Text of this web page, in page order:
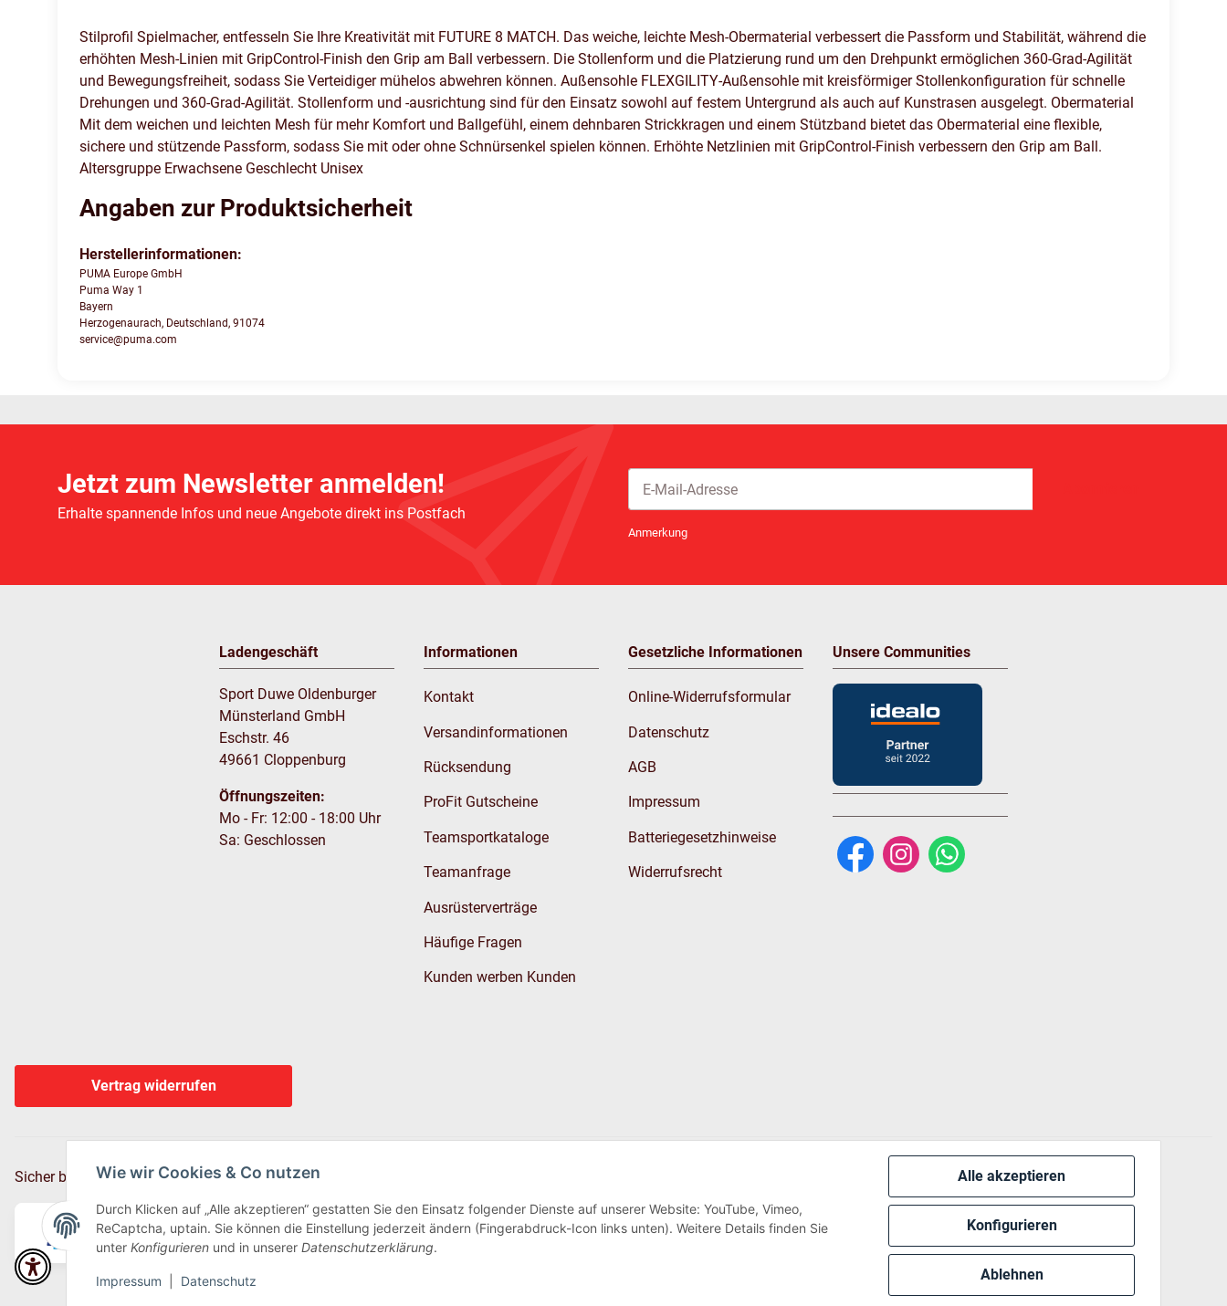
Alle akzeptieren
Konfigurieren
Ablehnen
Wie wir Cookies & Co nutzen
Durch Klicken auf „Alle akzeptieren“ gestatten Sie den Einsatz folgender Dienste auf unserer Website: YouTube, Vimeo,
ReCaptcha, uptain. Sie können die Einstellung jederzeit ändern (Fingerabdruck-Icon links unten). Weitere Details finden Sie
unter Konfigurieren und in unserer Datenschutzerklärung.
Impressum Datenschutz
Stilprofil Spielmacher, entfesseln Sie Ihre Kreativität mit FUTURE 8 MATCH. Das weiche, leichte Mesh-Obermaterial verbessert die Passform und Stabilität, während die
erhöhten Mesh-Linien mit GripControl-Finish den Grip am Ball verbessern. Die Stollenform und die Platzierung rund um den Drehpunkt ermöglichen 360-Grad-Agilität
und Bewegungsfreiheit, sodass Sie Verteidiger mühelos abwehren können. Außensohle FLEXGILITY-Außensohle mit kreisförmiger Stollenkonfiguration für schnelle
Drehungen und 360-Grad-Agilität. Stollenform und -ausrichtung sind für den Einsatz sowohl auf festem Untergrund als auch auf Kunstrasen ausgelegt. Obermaterial
Mit dem weichen und leichten Mesh für mehr Komfort und Ballgefühl, einem dehnbaren Strickkragen und einem Stützband bietet das Obermaterial eine flexible,
sichere und stützende Passform, sodass Sie mit oder ohne Schnürsenkel spielen können. Erhöhte Netzlinien mit GripControl-Finish verbessern den Grip am Ball.
Altersgruppe Erwachsene Geschlecht Unisex
Angaben zur Produktsicherheit
Herstellerinformationen:
PUMA Europe GmbH
Puma Way 1
Bayern
Herzogenaurach, Deutschland, 91074
service@puma.com
Jetzt zum Newsletter anmelden!
Erhalte spannende Infos und neue Angebote direkt ins Postfach
Anmerkung
Ladengeschäft
Sport Duwe Oldenburger
Münsterland GmbH
Eschstr. 46
49661 Cloppenburg
Öffnungszeiten:
Mo - Fr: 12:00 - 18:00 Uhr
Sa: Geschlossen
Informationen
Kontakt
Versandinformationen
Rücksendung
ProFit Gutscheine
Teamsportkataloge
Teamanfrage
Ausrüsterverträge
Häufige Fragen
Kunden werben Kunden
Gesetzliche Informationen
Online-Widerrufsformular
Datenschutz
AGB
Impressum
Batteriegesetzhinweise
Widerrufsrecht
Unsere Communities
Vertrag widerrufen
Sicher bezahlen via: